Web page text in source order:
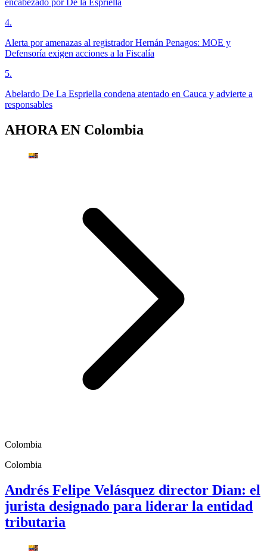
encabezado por De la Espriella
4.
Alerta por amenazas al registrador Hernán Penagos: MOE y
Defensoría exigen acciones a la Fiscalía
5.
Abelardo De La Espriella condena atentado en Cauca y advierte a
responsables
AHORA EN Colombia
Colombia
Colombia
Andrés Felipe Velásquez director Dian: el
jurista designado para liderar la entidad
tributaria